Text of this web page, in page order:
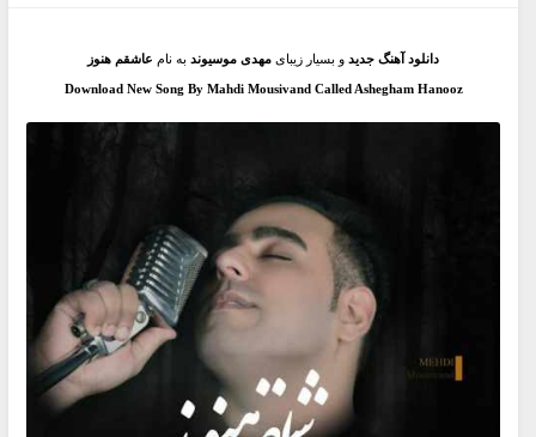
دانلود آهنگ جدیدو بسیار زیبای مهدی موسیوندبه نام عاشقم هنوز
Download New Song By Mahdi Mousivand Called Ashegham Hanooz